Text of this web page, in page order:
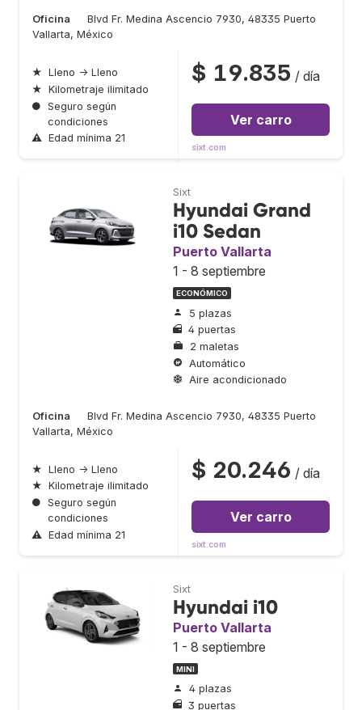
Oficina
Blvd Fr. Medina Ascencio 7930, 48335 Puerto
Vallarta, México
★ Lleno → Lleno
★ Kilometraje ilimitado
● Seguro según
condiciones
⚠ Edad mínima 21
$ 19.835 / día
Ver carro
sixt.com
Sixt
Hyundai Grand
i10 Sedan
Puerto Vallarta
1 - 8 septiembre
ECONÓMICO
5 plazas
4 puertas
2 maletas
Automático
Aire acondicionado
Oficina
Blvd Fr. Medina Ascencio 7930, 48335 Puerto
Vallarta, México
★ Lleno → Lleno
★ Kilometraje ilimitado
● Seguro según
condiciones
⚠ Edad mínima 21
$ 20.246 / día
Ver carro
sixt.com
Sixt
Hyundai i10
Puerto Vallarta
1 - 8 septiembre
MINI
4 plazas
3 puertas